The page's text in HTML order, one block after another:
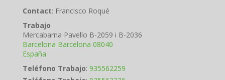
Contact: Francisco Roqué
Trabajo
Mercabarna Pavello B-2059 i B-2036
Barcelona Barcelona 08040
España
Teléfono Trabajo: 935562259